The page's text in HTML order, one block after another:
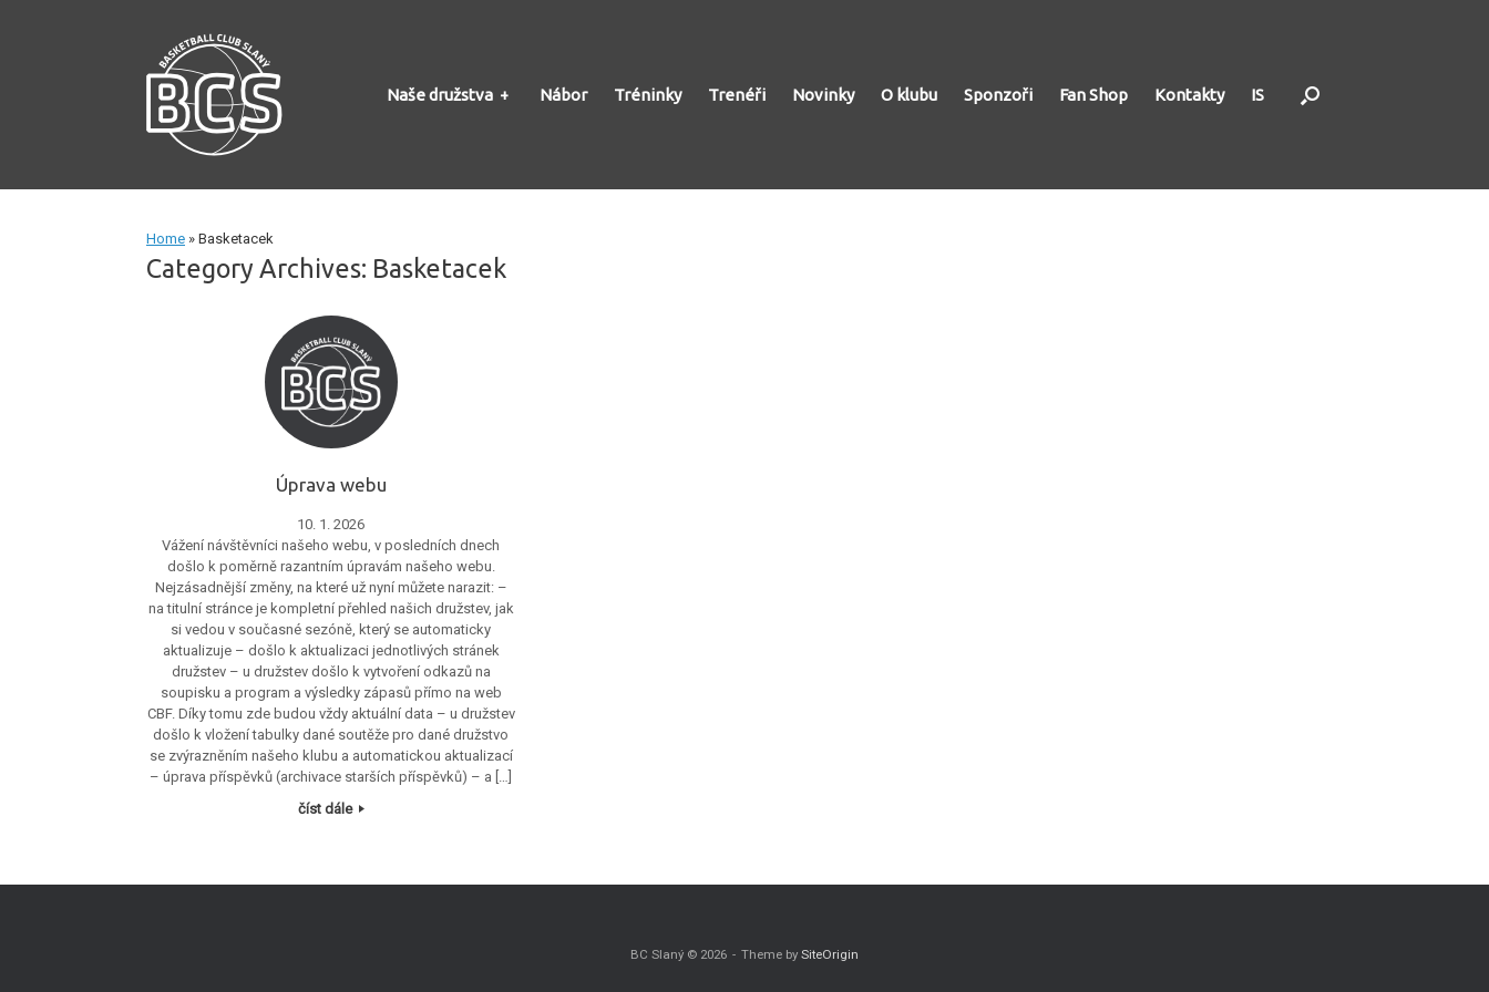
Naše družstva Nábor Tréninky Trenéři Novinky O klubu Sponzoři Fan Shop Kontakty IS
Home » Basketacek
Category Archives: Basketacek
Úprava webu
10. 1. 2026
Vážení návštěvníci našeho webu, v posledních dnech
došlo k poměrně razantním úpravám našeho webu.
Nejzásadnější změny, na které už nyní můžete narazit: –
na titulní stránce je kompletní přehled našich družstev, jak
si vedou v současné sezóně, který se automaticky
aktualizuje – došlo k aktualizaci jednotlivých stránek
družstev – u družstev došlo k vytvoření odkazů na
soupisku a program a výsledky zápasů přímo na web
CBF. Díky tomu zde budou vždy aktuální data – u družstev
došlo k vložení tabulky dané soutěže pro dané družstvo
se zvýrazněním našeho klubu a automatickou aktualizací
– úprava příspěvků (archivace starších příspěvků) – a […]
číst dále
BC Slaný © 2026 Theme by SiteOrigin